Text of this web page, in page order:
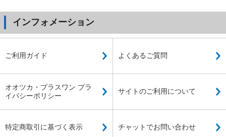
インフォメーション
ご利用ガイド よくあるご質問
オオツカ・プラスワン プラ
イバシーポリシー
サイトのご利用について
特定商取引に基づく表示 チャットでお問い合わせ